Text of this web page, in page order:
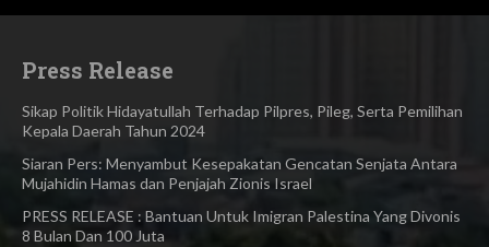
Press Release
Sikap Politik Hidayatullah Terhadap Pilpres, Pileg, Serta Pemilihan
Kepala Daerah Tahun 2024
Siaran Pers: Menyambut Kesepakatan Gencatan Senjata Antara
Mujahidin Hamas dan Penjajah Zionis Israel
PRESS RELEASE : Bantuan Untuk Imigran Palestina Yang Divonis
8 Bulan Dan 100 Juta